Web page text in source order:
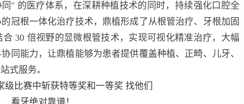
的医疗体系，在深耕种植技术的同时，持续强化口腔全
冠根一体化治疗技术，鼎植形成了从根管治疗、牙根加固
30 倍视野的显微根管技术，实现可视化精准治疗，大幅
同能力，让鼎植能够为患者提供覆盖种植、正畸、儿牙、
式服务。